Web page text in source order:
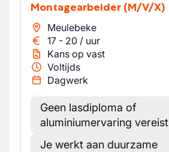
Montagearbeider (M/V/X)
Meulebeke
17 - 20 / uur
Kans op vast
Voltijds
Dagwerk
Geen lasdiploma of
aluminiumervaring vereist
Je werkt aan duurzame